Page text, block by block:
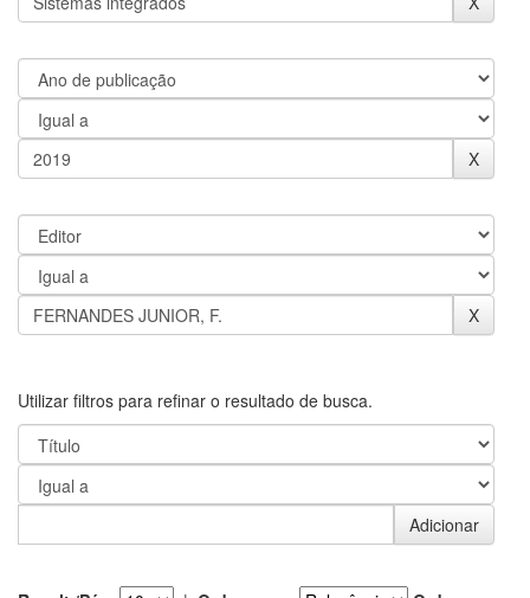
Utilizar filtros para refinar o resultado de busca.